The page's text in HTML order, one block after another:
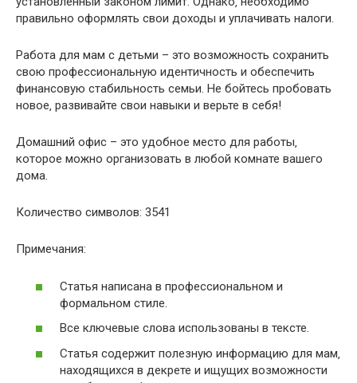
правильно оформлять свои доходы и уплачивать налоги.
Работа для мам с детьми – это возможность сохранить
свою профессиональную идентичность и обеспечить
финансовую стабильность семьи. Не бойтесь пробовать
новое‚ развивайте свои навыки и верьте в себя!
Домашний офис – это удобное место для работы‚
которое можно организовать в любой комнате вашего
дома.
Количество символов: 3541
Примечания:
Статья написана в профессиональном и
формальном стиле.
Все ключевые слова использованы в тексте.
Статья содержит полезную информацию для мам‚
находящихся в декрете и ищущих возможности